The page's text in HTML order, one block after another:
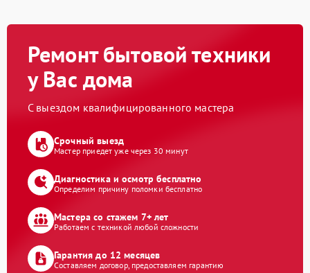
Ремонт бытовой техники
у Вас дома
С выездом квалифицированного мастера
Срочный выезд
Мастер приедет уже через 30 минут
Диагностика и осмотр бесплатно
Определим причину поломки бесплатно
Мастера со стажем 7+ лет
Работаем с техникой любой сложности
Гарантия до 12 месяцев
Составляем договор, предоставляем гарантию